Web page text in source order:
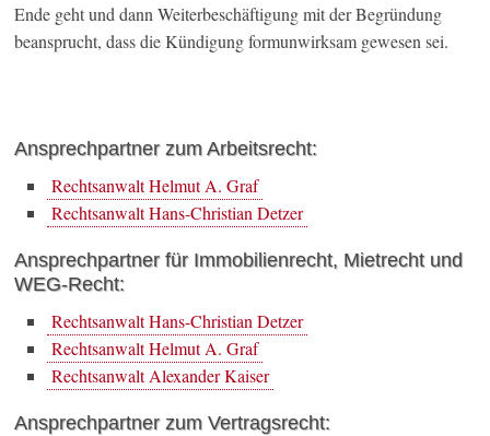
Ende geht und dann Weiterbeschäftigung mit der Begründung
beansprucht, dass die Kündigung formunwirksam gewesen sei.
Ansprechpartner zum Arbeitsrecht:
Rechtsanwalt Helmut A. Graf
Rechtsanwalt Hans-Christian Detzer
Ansprechpartner für Immobilienrecht, Mietrecht und
WEG-Recht:
Rechtsanwalt Hans-Christian Detzer
Rechtsanwalt Helmut A. Graf
Rechtsanwalt Alexander Kaiser
Ansprechpartner zum Vertragsrecht: